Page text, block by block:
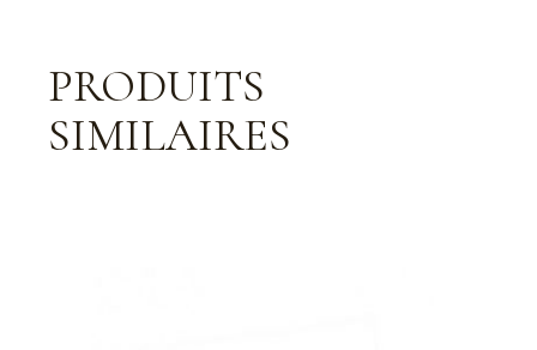
PRODUITS
SIMILAIRES